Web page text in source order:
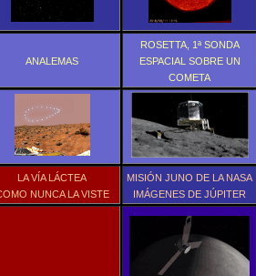
ANALEMAS
ROSETTA, 1ª SONDA
ESPACIAL SOBRE UN
COMETA
LA VÍA LÁCTEA
NUNCA LA VISTE
MISIÓN JUNO DE LA NASA
IMÁGENES DE JÚPITER